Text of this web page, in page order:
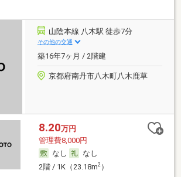
山陰本線 八木駅 徒歩7分
その他の交通
築16年7ヶ月 / 2階建
京都府南丹市八木町八木鹿草
8.20万円
管理費8,000円
なし
なし
2階 / 1K（23.18m2）